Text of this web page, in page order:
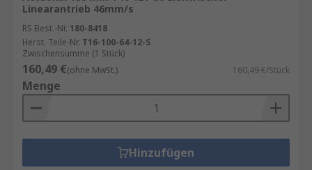
Linearantrieb 46mm/s
RS Best.-Nr. 180-8418
Herst. Teile-Nr. T16-100-64-12-S
Zwischensumme (1 Stück)
160,49 €(ohne MwSt.) 160,49 €/Stück
Menge
Hinzufügen